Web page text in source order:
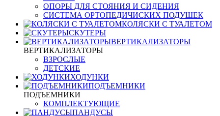
ОПОРЫ ДЛЯ СТОЯНИЯ И СИДЕНИЯ
СИСТЕМА ОРТОПЕДИЧИСКИХ ПОДУШЕК
КОЛЯСКИ С ТУАЛЕТОМ
СКУТЕРЫ
ВЕРТИКАЛИЗАТОРЫ
ВЕРТИКАЛИЗАТОРЫ
ВЗРОСЛЫЕ
ДЕТСКИЕ
ХОДУНКИ
ПОДЪЕМНИКИ
ПОДЪЕМНИКИ
КОМПЛЕКТУЮЩИЕ
ПАНДУСЫ